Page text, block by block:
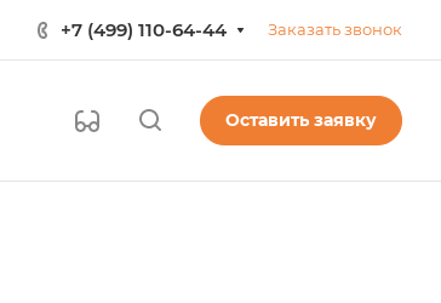
+7 (499) 110-64-44 Заказать звонок
Оставить заявку